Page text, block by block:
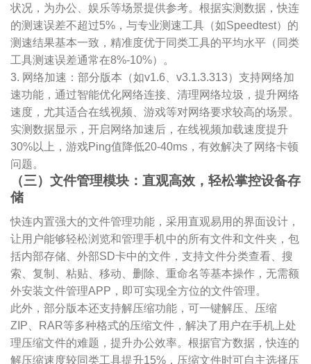
状况，为办公、娱乐等场景提供参考。根据实测数据，快连
的测速误差不超过5%，与专业测速工具（如Speedtest）的
测速结果基本一致，精准度优于同类工具的平均水平（同类
工具测速误差通常在8%-10%）。
3. 网络加速：部分版本（如v1.6、v3.1.3.313）支持网络加
速功能，通过智能优化网络连接、清理网络垃圾，提升网络
速度，尤其适合在线视频、游戏等对网络要求较高的场景。
实测数据显示，开启网络加速后，在线视频加载速度提升
30%以上，游戏Ping值降低20-40ms，有效解决了网络卡顿
问题。
（三）文件管理模块：直观高效，轻松掌控设备存
储
快连内置强大的文件管理功能，采用直观易用的界面设计，
让用户能够轻松浏览和管理手机中的所有文件和文件夹，包
括内部存储、外部SD卡中的文件，支持文件分类查看、搜
索、复制、粘贴、移动、删除、重命名等基本操作，无需额
外安装文件管理APP，即可实现全方位的文件管理。
此外，部分版本还支持解压缩功能，可一键解压、压缩
ZIP、RAR等多种格式的压缩文件，解决了用户在手机上处
理压缩文件的难题，提升办公效率。根据官方数据，快连的
解压缩速度较同类工具提升15%，压缩文件时可自主选择压